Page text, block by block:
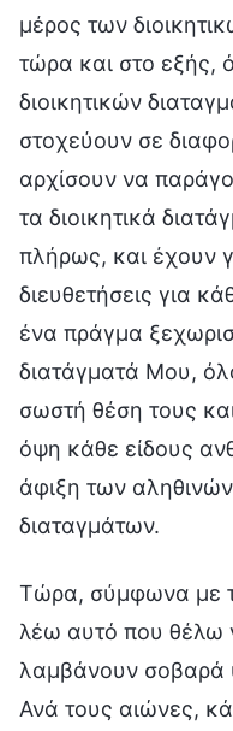
μέρος των
τώρα και στο εξής,
διοικητικών
στοχεύουν σε
αρχίσουν να
τα διοικητικά
πλήρως, και έχουν
διευθετήσεις για
ένα πράγμα
διατάγματά Μου,
σωστή θέση τους
όψη κάθε είδους
άφιξη των
διαταγμάτων.
Τώρα, σύμφωνα με
λέω αυτό που θέλω
λαμβάνουν σοβαρά
Ανά τους αιώνες,